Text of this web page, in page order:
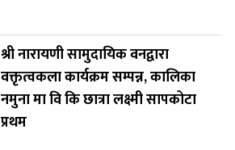
श्री नारायणी सामुदायिक वनद्वारा
वक्तृत्वकला कार्यक्रम सम्पन्न, कालिका
नमुना मा वि कि छात्रा लक्ष्मी सापकोटा
प्रथम